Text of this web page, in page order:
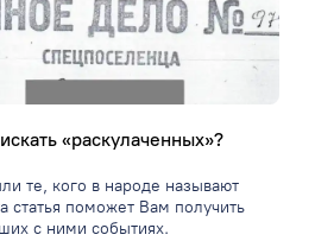
«раскулаченных»?
те, кого в народе называют
статья поможет Вам получить
с ними событиях.